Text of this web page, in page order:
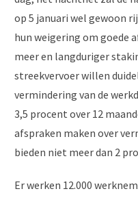
op 5 januari wel gewoon
hun weigering om goede
meer en langduriger
streekvervoer willen
vermindering van de
3,5 procent over 12
afspraken maken over
bieden niet meer dan 2
Er werken 12.000